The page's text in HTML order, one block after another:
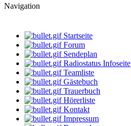
08:00 Uhr
klaus
Gute Laune Musik
10:00 Uhr
klaus
Gute Laune Musik
12:00 Uhr
DarthVader
Navigation
Startseite
Forum
Sendeplan
Radiostatus Infoseite
Teamliste
Gästebuch
Trauerbuch
Hörerliste
Kontakt
Impressum